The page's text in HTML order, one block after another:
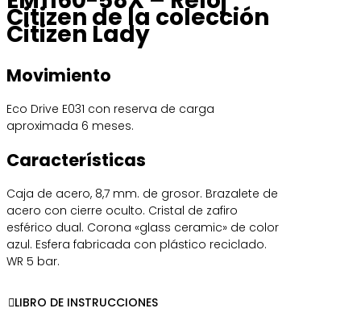
Citizen de la colección
Citizen Lady
Movimiento
Eco Drive E031 con reserva de carga
aproximada 6 meses.
Características
Caja de acero, 8,7 mm. de grosor. Brazalete de
acero con cierre oculto. Cristal de zafiro
esférico dual. Corona «glass ceramic» de color
azul. Esfera fabricada con plástico reciclado.
WR 5 bar.
LIBRO DE INSTRUCCIONES